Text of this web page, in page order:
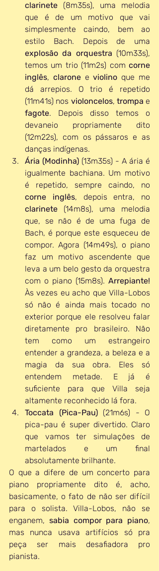
clarinete (8m35s), uma melodia
que é de um motivo que vai
simplesmente caindo, bem ao
explosão da orquestra (10m33s),
temos um trio (11m2s) com corne
inglês, clarone e violino que me
dá arrepios. O trio é repetido
(11m41s) nos violoncelos, trompa
fagote. Depois disso temos o
devaneio propriamente dito
(12m22s), com os pássaros e as
danças indígenas.
Ária (Modinha) (13m35s) - A ária é
igualmente bachiana. Um motivo
corne inglês
clarinete (14m8s), uma melodia
que, se não é de uma fuga de
Bach, é porque este esqueceu de
compor. Agora (14m49s), o piano
faz um motivo ascendente que
leva a um belo gesto da orquestra
com o piano (15m8s). Arrepiante!
Às vezes eu acho que Villa-Lobos
só não é ainda mais tocado no
exterior porque ele resolveu falar
diretamente pro brasileiro. Não
tem como um estrangeiro
entender a grandeza, a beleza e a
magia da sua obra. Eles só
entendem metade. E já é
suficiente para que Villa seja
altamente reconhecido lá fora.
Toccata (Pica-Pau) (21m6s) - O
pica-pau é super divertido. Claro
que vamos ter simulações de
martelados e um final
absolutamente brilhante.
O que a difere de um concerto para
piano propriamente dito é, acho,
basicamente, o fato de não ser difícil
para o solista. Villa-Lobos, não se
enganem, sabia compor para piano,
mas nunca usava artifícios só pra
peça ser mais desafiadora pro
pianista.